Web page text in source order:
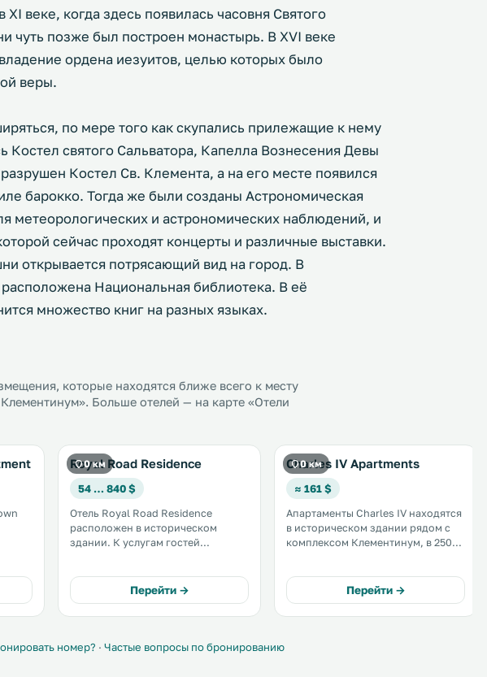
веке, когда здесь появилась часовня Святого
чуть позже был построен монастырь. В XVI веке
ордена иезуитов, целью которых было
веры.
по мере того как скупались прилежащие к нему
Костел святого Сальватора, Капелла Вознесения Девы
Костел Св. Клемента, а на его месте появился
барокко. Тогда же были созданы Астрономическая
метеорологических и астрономических наблюдений, и
сейчас проходят концерты и различные выставки.
открывается потрясающий вид на город. В
Национальная библиотека. В её
множество книг на разных языках.
которые находятся ближе всего к месту
Больше отелей — на карте «Отели
0 км
Royal Road Residence
54 … 840 $
Отель Royal Road Residence
расположен в историческом
здании. К услугам гостей
принадлежностями. Отель
находится менее чем в 5 минутах
ходьбы от станции метро
Перейти →
0 км
Charles IV Apartments
≈ 161 $
Апартаменты Charles IV находятся
в историческом здании рядом с
комплексом Клементинум, в 250
с видом на город и бесплатный
WiFi. .
Перейти →
номер? · Частые вопросы по бронированию